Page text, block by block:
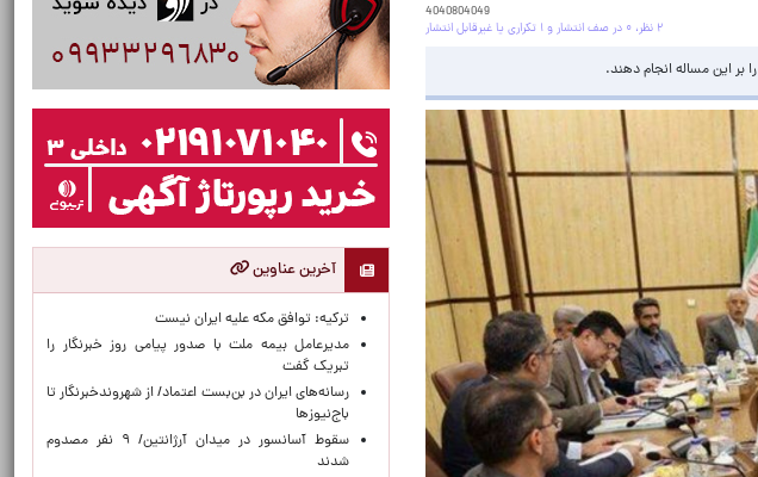
4040804049
۲ نظر، ۰ در صف انتشار و ۱ تکراری یا غیرقابل انتشار
این مساله انجام دهند.
آخرین عناوین
ترکیه: توافق مکه علیه ایران نیست
مدیرعامل بیمه ملت با صدور پیامی روز خبرنگار را
تبریک گفت
رسانه‌های ایران در بن‌بست اعتماد/ از شهروندخبرنگار تا
باج‌نیوزها
سقوط آسانسور در میدان آرژانتین/ ۹ نفر مصدوم
شدند